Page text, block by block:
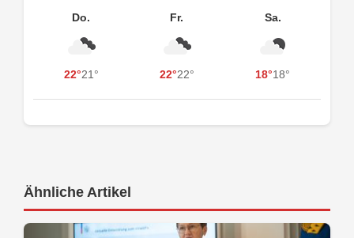
Do.
22°21°
Fr.
22°22°
Sa.
18°18°
Ähnliche Artikel